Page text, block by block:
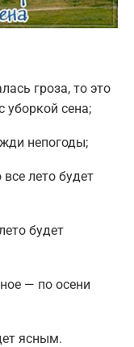
гроза, то это
уборкой сена;
непогоды;
лето будет
будет
— по осени
ясным.